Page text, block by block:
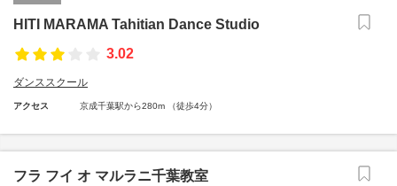
HITI MARAMA Tahitian Dance Studio
3.02
ダンススクール
アクセス 京成千葉駅から280m （徒歩4分）
フラ フイ オ マルラニ千葉教室